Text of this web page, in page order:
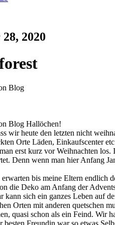
2020
Hallöchen!
heute den letzten nicht
Orte Läden, Einkaufscenter
erst kurz vor Weihnachten
Denn wenn man hier Anfang
bis meine Eltern endlich
die Deko am Anfang der
kann sich ein ganzes Leben auf
Orten mit anderen quetschen
quasi schon als ein Feind. Wir